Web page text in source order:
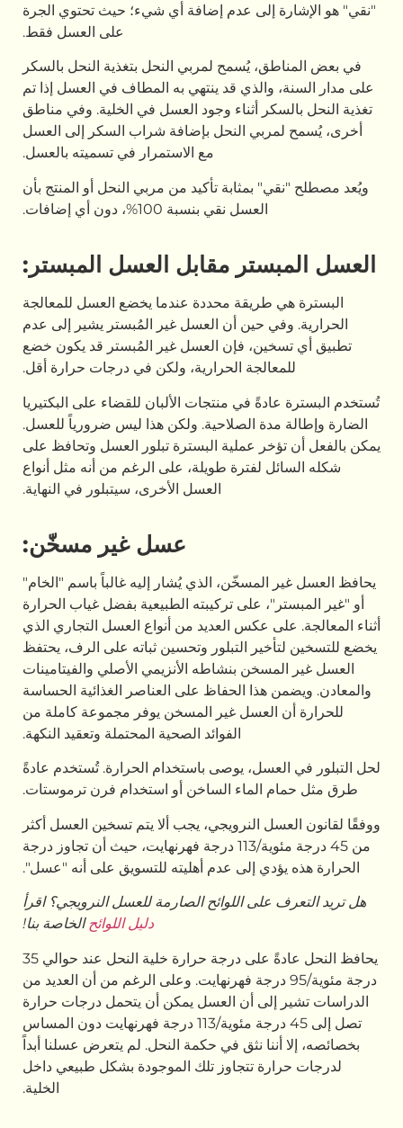
إلى عدم إضافة أي شيء؛ حيث تحتوي الجرة
يُسمح لمربي النحل بتغذية النحل بالسكر
والذي قد ينتهي به المطاف في العسل إذا تم
أثناء وجود العسل في الخلية. وفي مناطق
النحل بإضافة شراب السكر إلى العسل
مع الاستمرار في تسميته بالعسل.
بمثابة تأكيد من مربي النحل أو المنتج بأن
مقابل العسل المبستر:
طريقة محددة عندما يخضع العسل للمعالجة
حين أن العسل غير المُبستر يشير إلى عدم
فإن العسل غير المُبستر قد يكون خضع
الحرارية، ولكن في درجات حرارة أقل.
في منتجات الألبان للقضاء على البكتيريا
الصلاحية. ولكن هذا ليس ضرورياً للعسل.
عملية البسترة تبلور العسل وتحافظ على
لفترة طويلة، على الرغم من أنه مثل أنواع
العسل الأخرى، سيتبلور في النهاية.
عسل غير مسخّن:
الذي يُشار إليه غالباً باسم "الخام"
على تركيبته الطبيعية بفضل غياب الحرارة
عكس العديد من أنواع العسل التجاري الذي
التبلور وتحسين ثباته على الرف، يحتفظ
بنشاطه الأنزيمي الأصلي والفيتامينات
هذا الحفاظ على العناصر الغذائية الحساسة
العسل غير المسخن يوفر مجموعة كاملة من
الفوائد الصحية المحتملة وتعقيد النكهة.
يوصى باستخدام الحرارة. تُستخدم عادةً
الماء الساخن أو استخدام فرن ترموستات.
النرويجي، يجب ألا يتم تسخين العسل أكثر
من 45 درجة مئوية/113 درجة فهرنهايت، حيث أن تجاوز درجة
إلى عدم أهليته للتسويق على أنه "عسل".
اللوائح الصارمة للعسل النرويجي؟ اقرأ
الخاصة بنا!
يحافظ النحل عادةً على درجة حرارة خلية النحل عند حوالي 35
مئوية/95 درجة فهرنهايت. وعلى الرغم من أن العديد من
إلى أن العسل يمكن أن يتحمل درجات حرارة
تصل إلى 45 درجة مئوية/113 درجة فهرنهايت دون المساس
نثق في حكمة النحل. لم يتعرض عسلنا أبداً
تتجاوز تلك الموجودة بشكل طبيعي داخل